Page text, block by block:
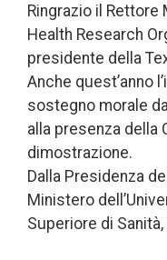
Ringrazio il Rettore
Health Research
presidente della
Anche quest’anno
sostegno morale
alla presenza della
dimostrazione.
Dalla Presidenza
Ministero
Superiore di Sanità,